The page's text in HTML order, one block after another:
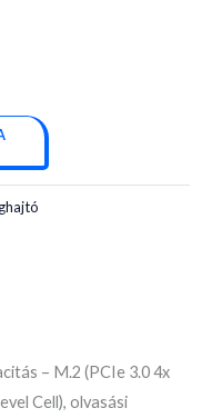
– M.2 (PCIe 3.0 4x
Cell), olvasási